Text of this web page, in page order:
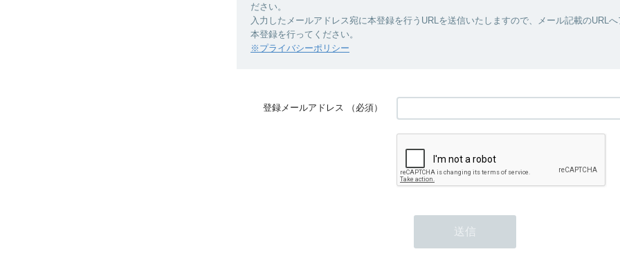
ださい。
入力したメールアドレス宛に本登録を行うURLを送信いたしますので、メール記載のURLへ
本登録を行ってください。
※プライバシーポリシー
登録メールアドレス （必須）